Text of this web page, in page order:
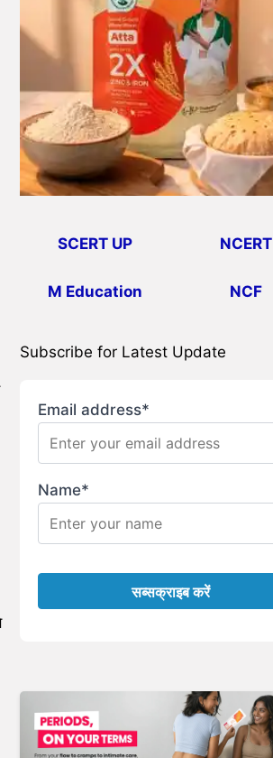
SCERT UP
M Education
NCERT
NCF
Subscribe for Latest Update
Email address*
Name*